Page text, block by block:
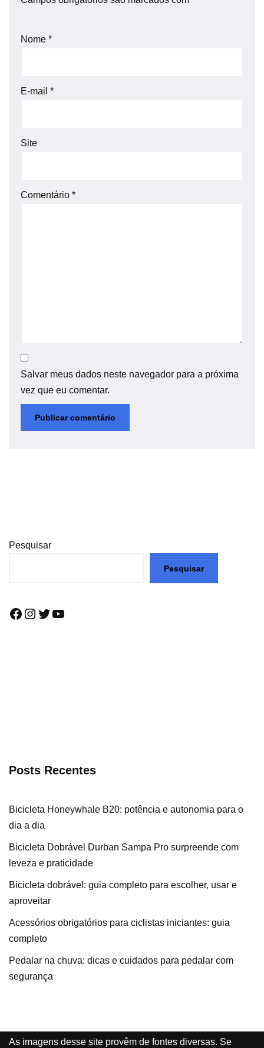
Nome *
E-mail *
Site
Comentário *
Salvar meus dados neste navegador para a próxima
vez que eu comentar.
Pesquisar
Pesquisar
Posts Recentes
Bicicleta Honeywhale B20: potência e autonomia para o
dia a dia
Bicicleta Dobrável Durban Sampa Pro surpreende com
leveza e praticidade
Bicicleta dobrável: guia completo para escolher, usar e
aproveitar
Acessórios obrigatórios para ciclistas iniciantes: guia
completo
Pedalar na chuva: dicas e cuidados para pedalar com
segurança
As imagens desse site provêm de fontes diversas. Se